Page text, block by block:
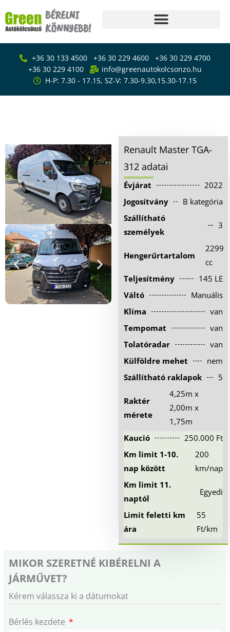
to
BÉRELNI
KÖNNYEBB!
Főoldal
Bérlés
Furgon – kisteherautó
bérlés
Ponyvás kisteherautó
bérlés
Kisáruszállító bérlés
Kisbusz bérlés
Személyautó bérlés
Hűtőautó bérlés
Feltételek
Szolgáltatások
Gy.i.k.
Kapcsolat
+36 30 133 4500 +36 30 229 4600
+36 30 229 4700
+36 30 229 4100
info@greenautokolcsonzo.hu
H-P: 7.30 - 17.15, SZ-V: 7.30-9.30,15.30-17.15
Renault Master TGA-
312 adatai
Évjárat
2022
Jogosítvány
B kategória
Szállítható
személyek
3
Hengerűrtartalom
2299
cc
Teljesítmény
145 LE
Váltó
Manuális
Klíma
van
Tempomat
van
Tolatóradar
van
Külföldre mehet
nem
Szállítható raklapok
5
Raktér
mérete
4,25m x
2,00m x
1,75m
Kaució
250.000 Ft
Km limit 1-10.
nap között
200
km/nap
Km limit 11.
naptól
Egyedi
Limit feletti km
ára
55
Ft/km
MIKOR SZERETNÉ KIBÉRELNI A
JÁRMŰVET?
Kérem válassza ki a dátumokat
Bérlés kezdete